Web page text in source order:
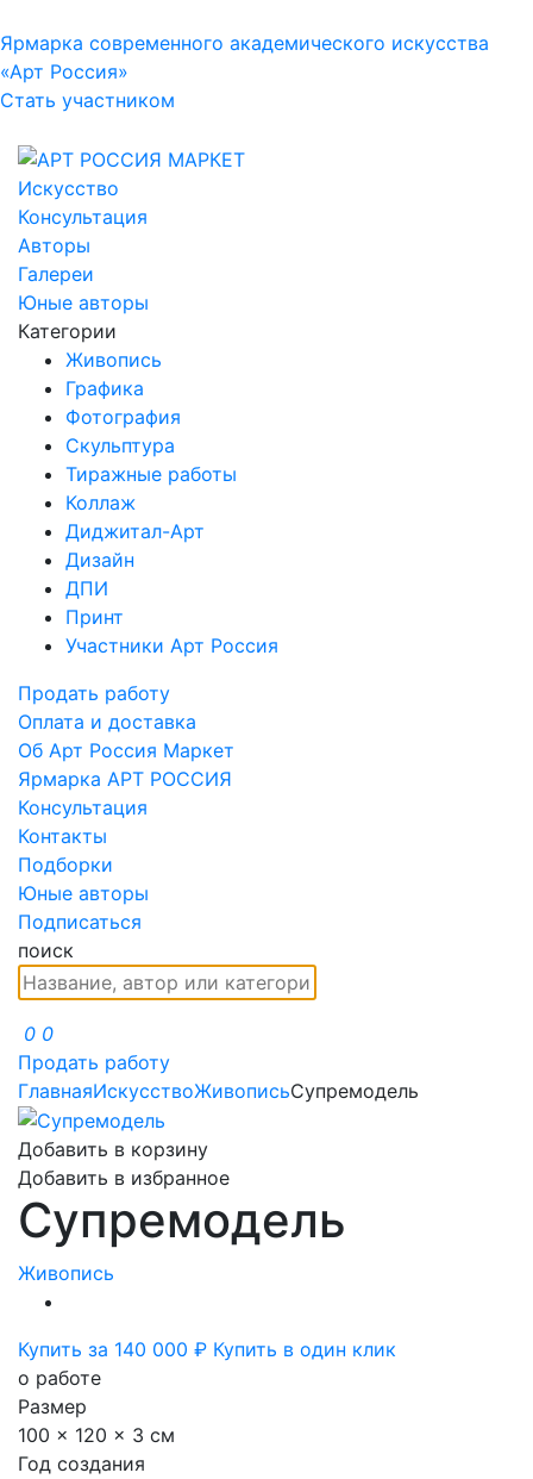
Ярмарка современного академического искусства
«Арт Россия»
Стать участником
Искусство
Консультация
Авторы
Галереи
Юные авторы
Категории
Живопись
Графика
Фотография
Скульптура
Тиражные работы
Коллаж
Диджитал-Арт
Дизайн
ДПИ
Принт
Участники Арт Россия
Продать работу
Оплата и доставка
Об Арт Россия Маркет
Ярмарка АРТ РОССИЯ
Консультация
Контакты
Подборки
Юные авторы
Подписаться
поиск
0 0
Продать работу
ГлавнаяИскусствоЖивописьСупремодель
Добавить в корзину
Добавить в избранное
Супремодель
Живопись
Купить за 140 000 ₽ Купить в один клик
о работе
Размер
100 x 120 x 3 см
Год создания